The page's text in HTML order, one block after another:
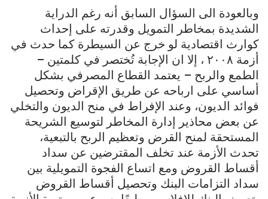
وبالعودة الى السؤال السابق أنه رغم الدراية
الشديدة بمخاطر التمويل وقدرته على إحداث
كوارث اقتصادية لو خرج عن السيطرة كما حدث في
أزمة ٢٠٠٨ ، إلا ان الإجابة تُختصر في كلمتين –
الطمع والربح – يعتمد القطاع المصرفي بشكل
أساسي على ارباحه عن طريق الإقراض وتحصيل
فوائد الديون، وعند الإفراط في منح الديون والتخلي
عن بعض محاذير إدارة المخاطر لتوسيع الشريحة
المستحقة لمنح القرض وتعظيم الربح بالتبعية،
تحدث الأزمة عند تخلف المقترضين عن سداد
أقساط القروض ومع اتساع الفجوة التمويلية بين
سداد التزامات البنك وتحصيل أقساط القروض